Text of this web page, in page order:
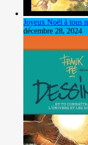
Joyeux Noël à tous
décembre 28, 2024